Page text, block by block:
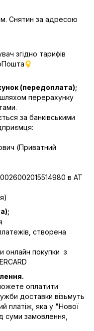
м. Снятин за адресою
згідно тарифів
(передоплата);
перерахунку
за банківськими
(Приватний
в АТ
створена
онлайн покупки з
оплатити
доставки візьмуть
платіж, яка у "Нової
суми замовлення,